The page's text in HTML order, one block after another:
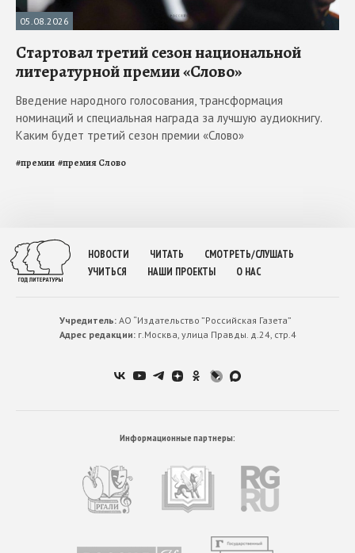
05.08.2026
Стартовал третий сезон национальной
литературной премии «Слово»
Введение народного голосования, трансформация
номинаций и специальная награда за лучшую аудиокнигу.
Каким будет третий сезон премии «Слово»
#премии #премия Слово
НОВОСТИ ЧИТАТЬ
СМОТРЕТЬ/СЛУШАТЬ
УЧИТЬСЯ
НАШИ ПРОЕКТЫ О НАС
Учредитель:АО “Издательство ”Российская Газета”
Адрес редакции:г.Москва, улица Правды. д.24, стр.4
Информационные партнеры: